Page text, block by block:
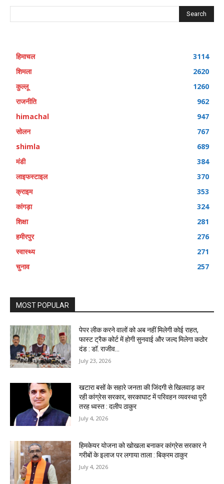
Search
हिमाचल
3114
शिमला
2620
कुल्लू
1260
राजनीति
962
himachal
947
सोलन
767
shimla
689
मंडी
384
लाइफस्टाइल
370
क्राइम
353
कांगड़ा
324
शिक्षा
281
हमीरपुर
276
स्वास्थ्य
271
चुनाव
257
MOST POPULAR
पेपर लीक करने वालों को अब नहीं मिलेगी कोई राहत,
फास्ट ट्रैक कोर्ट में होगी सुनवाई और जल्द मिलेगा कठोर
दंड : डॉ. राजीव...
July 23, 2026
खटारा बसों के सहारे जनता की जिंदगी से खिलवाड़ कर
रही कांग्रेस सरकार, सरकाघाट में परिवहन व्यवस्था पूरी
तरह ध्वस्त : दलीप ठाकुर
July 4, 2026
हिमकेयर योजना को खोखला बनाकर कांग्रेस सरकार ने
गरीबों के इलाज पर लगाया ताला : बिक्रम ठाकुर
July 4, 2026